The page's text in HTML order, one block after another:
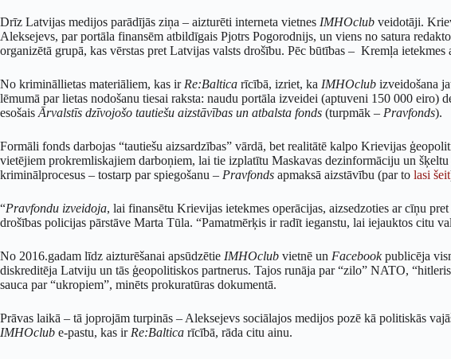
Drīz Latvijas medijos parādījās ziņa – aizturēti interneta vietnes IMHOclub veidotāji.
Aleksejevs, par portāla finansēm atbildīgais Pjotrs Pogorodnijs, un viens no satura
organizētā grupā, kas vērstas pret Latvijas valsts drošību. Pēc būtības – Kremļa ietekmes
No krimināllietas materiāliem, kas ir Re:Baltica rīcībā, izriet, ka IMHOclub izveidošana
lēmumā par lietas nodošanu tiesai raksta: naudu portāla izveidei (aptuveni 150 000 eiro)
esošais Ārvalstīs dzīvojošo tautiešu aizstāvības un atbalsta fonds (turpmāk – Pravfonds).
Formāli fonds darbojas “tautiešu aizsardzības” vārdā, bet realitātē kalpo Krievijas
vietējiem prokremliskajiem darboņiem, lai tie izplatītu Maskavas dezinformāciju un
kriminālprocesus – tostarp par spiegošanu – Pravfonds apmaksā aizstāvību (par to lasi šeit
“Pravfondu izveidoja, lai finansētu Krievijas ietekmes operācijas, aizsedzoties ar cīņu
drošības policijas pārstāve Marta Tūla. “Pamatmērķis ir radīt ieganstu, lai iejauktos citu
No 2016.gadam līdz aizturēšanai apsūdzētie IMHOclub vietnē un Facebookpublicēja
diskreditēja Latviju un tās ģeopolitiskos partnerus. Tajos runāja par “zilo” NATO,
sauca par “ukropiem”, minēts prokuratūras dokumentā.
Prāvas laikā – tā joprojām turpinās – Aleksejevs sociālajos medijos pozē kā politiskās
IMHOclub e-pastu, kas ir Re:Baltica rīcībā, rāda citu ainu.